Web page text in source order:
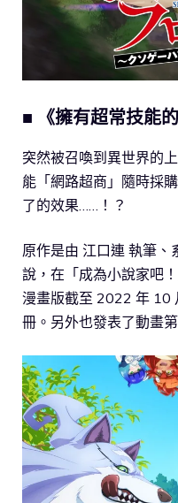
■ 《擁有超常技能
突然被召喚到異世界的
能「網路超商」隨時採
了的效果……！？
原作是由 江口連 執筆
說，在「成為小說家吧
漫畫版截至 2022 年 10
冊。另外也發表了動畫